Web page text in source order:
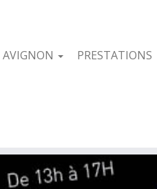
AVIGNON PRESTATIONS